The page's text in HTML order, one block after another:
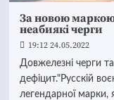
За новою
неабиякі черги
19:12 24.05.2022
Довжелезні черги
дефіцит."Русскій
легендарної марки,